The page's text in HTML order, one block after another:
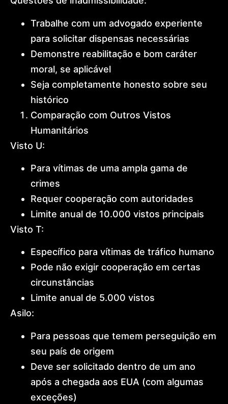
Trabalhe com um advogado experiente
para solicitar dispensas necessárias
Demonstre reabilitação e bom caráter
moral, se aplicável
Seja completamente honesto sobre seu
histórico
Comparação com Outros Vistos
Humanitários
Visto U:
Para vítimas de uma ampla gama de
crimes
Requer cooperação com autoridades
Limite anual de 10.000 vistos principais
Visto T:
Específico para vítimas de tráfico humano
Pode não exigir cooperação em certas
circunstâncias
Limite anual de 5.000 vistos
Asilo:
Para pessoas que temem perseguição em
seu país de origem
Deve ser solicitado dentro de um ano
após a chegada aos EUA (com algumas
exceções)